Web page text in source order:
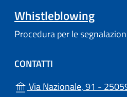
Whistleblowing
Procedura per le
CONTATTI
Via Nazionale, 91 -